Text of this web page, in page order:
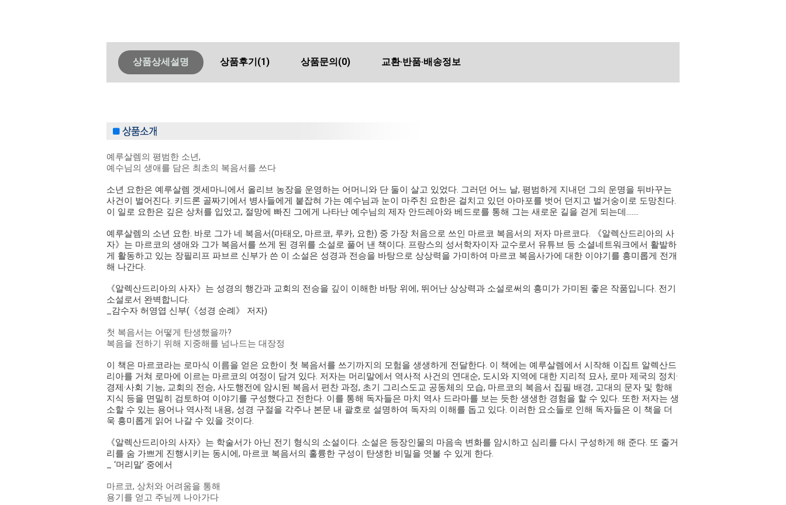
상품상세설명 상품후기(1) 상품문의(0) 교환·반품·배송정보
예루살렘의 평범한 소년,
예수님의 생애를 담은 최초의 복음서를 쓰다
소년 요한은 예루살렘 겟세마니에서 올리브 농장을 운영하는 어머니와 단 둘이 살고 있었다. 그러던 어느 날, 평범하게 지내던 그의 운명을 뒤바꾸는
사건이 벌어진다. 키드론 골짜기에서 병사들에게 붙잡혀 가는 예수님과 눈이 마주친 요한은 걸치고 있던 아마포를 벗어 던지고 벌거숭이로 도망친다.
이 일로 요한은 깊은 상처를 입었고, 절망에 빠진 그에게 나타난 예수님의 제자 안드레아와 베드로를 통해 그는 새로운 길을 걷게 되는데…….
예루살렘의 소년 요한. 바로 그가 네 복음서(마태오, 마르코, 루카, 요한) 중 가장 처음으로 쓰인 마르코 복음서의 저자 마르코다. 《알렉산드리아의 사
자》는 마르코의 생애와 그가 복음서를 쓰게 된 경위를 소설로 풀어 낸 책이다. 프랑스의 성서학자이자 교수로서 유튜브 등 소셜네트워크에서 활발하
게 활동하고 있는 장필리프 파브르 신부가 쓴 이 소설은 성경과 전승을 바탕으로 상상력을 가미하여 마르코 복음사가에 대한 이야기를 흥미롭게 전개
해 나간다.
《알렉산드리아의 사자》는 성경의 행간과 교회의 전승을 깊이 이해한 바탕 위에, 뛰어난 상상력과 소설로써의 흥미가 가미된 좋은 작품입니다. 전기
소설로서 완벽합니다.
_감수자 허영엽 신부(《성경 순례》 저자)
첫 복음서는 어떻게 탄생했을까?
복음을 전하기 위해 지중해를 넘나드는 대장정
이 책은 마르코라는 로마식 이름을 얻은 요한이 첫 복음서를 쓰기까지의 모험을 생생하게 전달한다. 이 책에는 예루살렘에서 시작해 이집트 알렉산드
리아를 거쳐 로마에 이르는 마르코의 여정이 담겨 있다. 저자는 머리말에서 역사적 사건의 연대순, 도시와 지역에 대한 지리적 묘사, 로마 제국의 정치·
경제·사회 기능, 교회의 전승, 사도행전에 암시된 복음서 편찬 과정, 초기 그리스도교 공동체의 모습, 마르코의 복음서 집필 배경, 고대의 문자 및 항해
지식 등을 면밀히 검토하여 이야기를 구성했다고 전한다. 이를 통해 독자들은 마치 역사 드라마를 보는 듯한 생생한 경험을 할 수 있다. 또한 저자는 생
소할 수 있는 용어나 역사적 내용, 성경 구절을 각주나 본문 내 괄호로 설명하여 독자의 이해를 돕고 있다. 이러한 요소들로 인해 독자들은 이 책을 더
욱 흥미롭게 읽어 나갈 수 있을 것이다.
《알렉산드리아의 사자》는 학술서가 아닌 전기 형식의 소설이다. 소설은 등장인물의 마음속 변화를 암시하고 심리를 다시 구성하게 해 준다. 또 줄거
리를 숨 가쁘게 진행시키는 동시에, 마르코 복음서의 훌륭한 구성이 탄생한 비밀을 엿볼 수 있게 한다.
_ ‘머리말’ 중에서
마르코, 상처와 어려움을 통해
용기를 얻고 주님께 나아가다